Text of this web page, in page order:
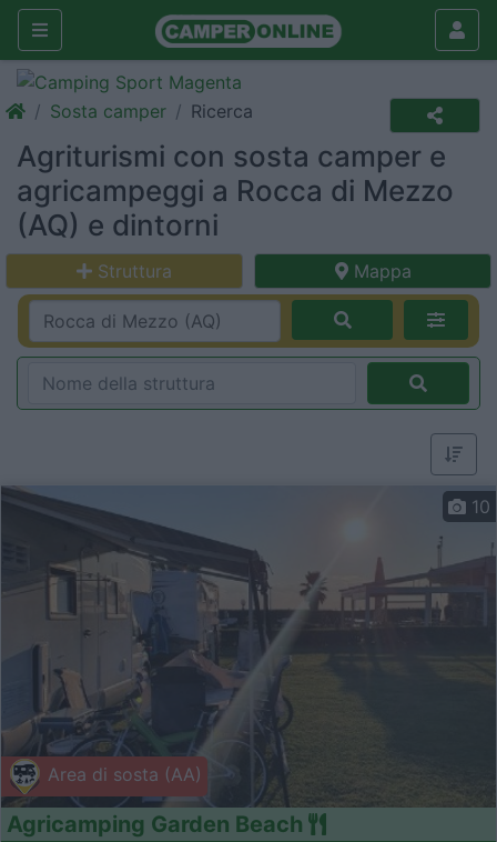
Sosta camper Ricerca
Agriturismi con sosta camper e
agricampeggi a Rocca di Mezzo
(AQ) e dintorni
Struttura Mappa
Area di sosta (AA)
10
Agricamping Garden Beach